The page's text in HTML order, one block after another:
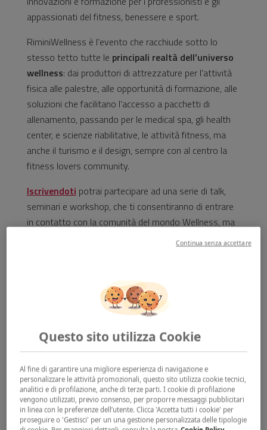
appassionati del fitness, benessere e sport.
RiminiWellness è l’evento che racchiude sotto lo
stesso tetto tutte le principali realtà dell’universo
wellness: dai produttori di attrezzature per l’attività
fisica alle palestre, alle opportunità di formazione, alle
soluzioni che facilitano l’accesso a pacchetti di
allenamento, passando per le medical spa, gli health
center, e scienze riabilitative, le attività fitness, ma
anche il turismo e il design, sempre con al centro la
fitness lovers community.
Iscrivendoti potrai partecipare ad una serie di talk,
seminari e workshop, che ti consentiranno di entrare
in contatto con la comunità del mondo Wellness, ma
per conoscersi, interagire e
ISCRIVITI A RIMINIWELLNESS 2026
ISCRIVITI
Questo sito utilizza Cookie
Al fine di garantire una migliore esperienza di navigazione e
personalizzare le attività promozionali, questo sito utilizza cookie tecnici,
analitici e di profilazione, anche di terze parti. I cookie di profilazione
vengono utilizzati, previo consenso, per proporre messaggi pubblicitari
in linea con le preferenze dell’utente. Clicca 'Accetta tutti i cookie' per
proseguire o 'Gestisci' per un una gestione personalizzata delle tipologie
Continua senza accettare